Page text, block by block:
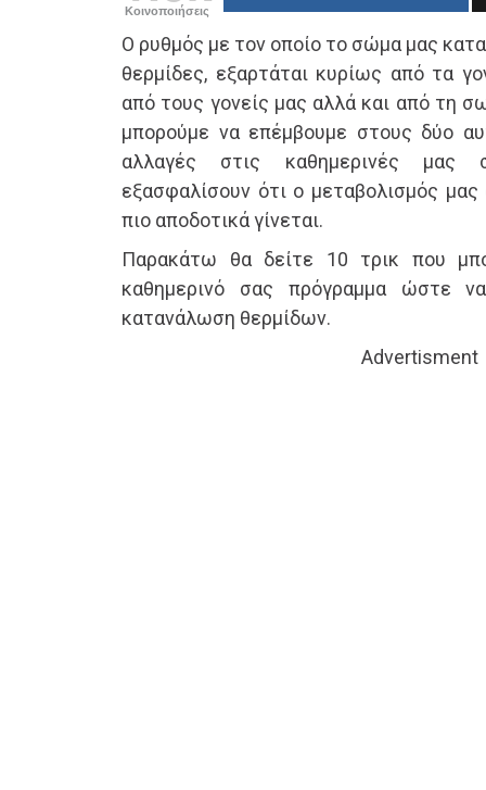
Κοινοποιήσεις
Ο ρυθμός με τον οποίο το σώμα μας
θερμίδες, εξαρτάται κυρίως από τα
από τους γονείς μας αλλά και από τη
μπορούμε να επέμβουμε στους δύο
αλλαγές στις καθημερινές μας
εξασφαλίσουν ότι ο μεταβολισμός
πιο αποδοτικά γίνεται.
Παρακάτω θα δείτε 10 τρικ που
καθημερινό σας πρόγραμμα ώστε
κατανάλωση θερμίδων.
Advertisment